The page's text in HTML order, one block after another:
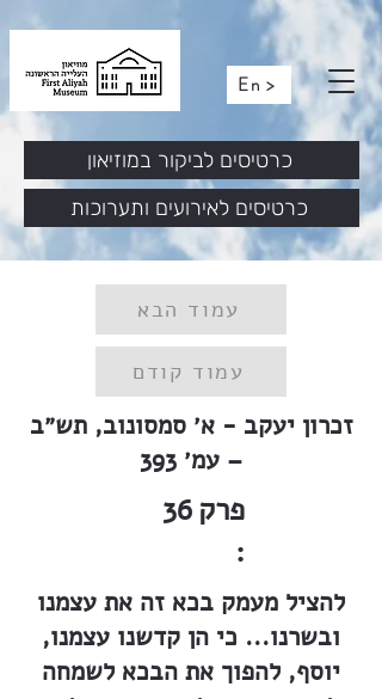
En >
כרטיסים לאירועים ותערוכות
כרטיסים לביקור במוזיאון
עמוד הבא
עמוד קודם
זכרון יעקב - א׳ סמסונוב, תש״ב
– עמ׳ 393
36 פרק
:
להציל מעמק בכא זה את עצמנו
ובשרנו... כי הן קדשנו עצמנו,
יוסף, להפוך את הבכא לשמחה